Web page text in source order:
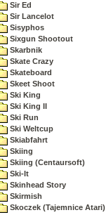
Sir Ed
Sir Lancelot
Sisyphos
Sixgun Shootout
Skarbnik
Skate Crazy
Skateboard
Skeet Shoot
Ski King
Ski King II
Ski Run
Ski Weltcup
Skiabfahrt
Skiing
Skiing (Centaursoft)
Ski-It
Skinhead Story
Skirmish
Skoczek (Tajemnice Atari)